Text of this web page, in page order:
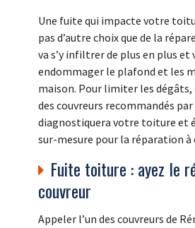
Une fuite qui impacte votre
pas d’autre choix que de la
va s’y infiltrer de plus en plus et
endommager le plafond et les
maison. Pour limiter les dégâts,
des couvreurs recommandés
diagnostiquera votre toiture et
sur-mesure pour la réparation à
Fuite toiture : ayez le
couvreur
Appeler l’un des couvreurs de